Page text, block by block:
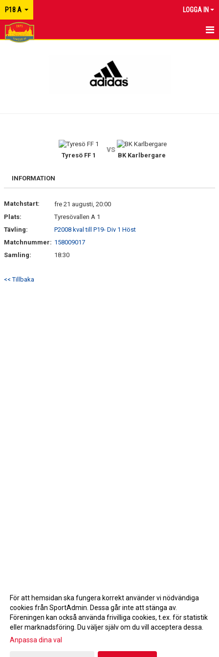
P18 A LOGGA IN
Tyresö FF 1
vs
BK Karlbergare
INFORMATION
Matchstart:
fre 21 augusti, 20:00
Plats:
Tyresövallen A 1
Tävling:
P2008 kval till P19- Div 1 Höst
Matchnummer: 158009017
Samling:
18:30
<< Tillbaka
Gå till Webbversion
För att hemsidan ska fungera korrekt använder vi nödvändiga
cookies från SportAdmin. Dessa går inte att stänga av.
Föreningen kan också använda frivilliga cookies, t.ex. för statistik
eller marknadsföring. Du väljer själv om du vill acceptera dessa.
Anpassa dina val